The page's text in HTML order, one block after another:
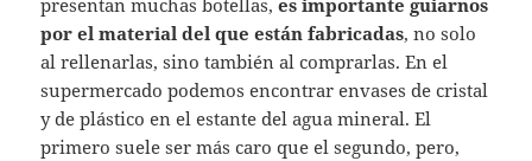
presentan muchas botellas,es importante guiarnos
por el material del que están fabricadas, no solo
al rellenarlas, sino también al comprarlas. En el
supermercado podemos encontrar envases de cristal
y de plástico en el estante del agua mineral. El
primero suele ser más caro que el segundo, pero,